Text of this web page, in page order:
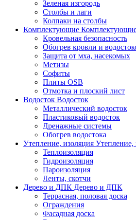
Зеленая изгородь
Столбы и лаги
Колпаки на столбы
Комплектующие
Кровельная безопасность
Обогрев кровли и
Защита от мха, насекомых
Метизы
Софиты
Плиты OSB
Отмотка и плоский лист
Водосток Водосток
Металлический водосток
Пластиковый водосток
Дренажные системы
Обогрев водостока
Утепление, изоляция Утепление,
Теплоизоляция
Гидроизоляция
Пароизоляция
Ленты, скотчи
Дерево и ДПК Дерево и ДПК
Террасная, половая доска
Ограждения
Фасадная доска